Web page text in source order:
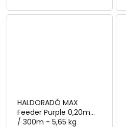
HALDORADÓ MAX
Feeder Purple 0,20mm
/ 300m - 5,65 kg